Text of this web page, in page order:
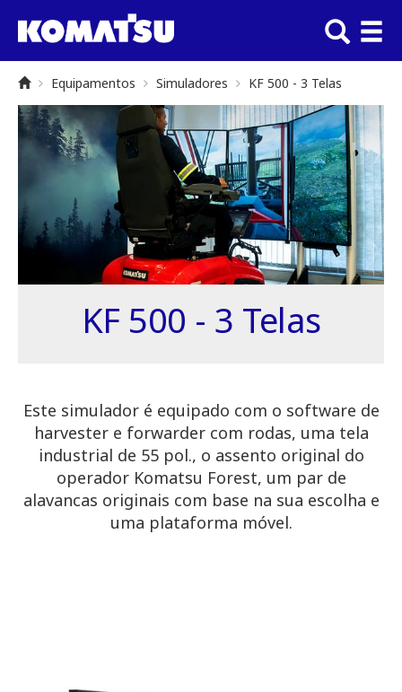
Equipamentos Simuladores KF 500 - 3 Telas
KF 500 - 3 Telas
Este simulador é equipado com o software de
harvester e forwarder com rodas, uma tela
industrial de 55 pol., o assento original do
operador Komatsu Forest, um par de
alavancas originais com base na sua escolha e
uma plataforma móvel.